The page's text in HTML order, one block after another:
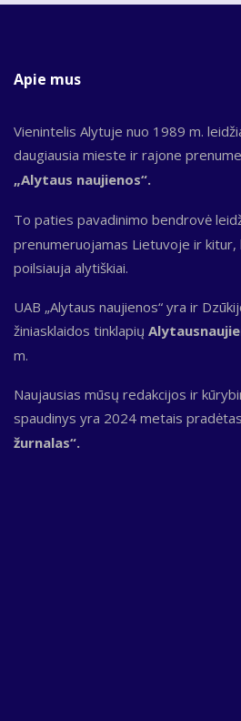
Apie mus
Vienintelis Alytuje nuo 1989 m.
daugiausia mieste ir rajone
„Alytaus naujienos“.
To paties pavadinimo bendrovė
prenumeruojamas Lietuvoje ir kitur,
poilsiauja alytiškiai.
UAB „Alytaus naujienos“ yra ir
žiniasklaidos tinklapių
m.
Naujausias mūsų redakcijos ir
spaudinys yra 2024 metais
žurnalas“.